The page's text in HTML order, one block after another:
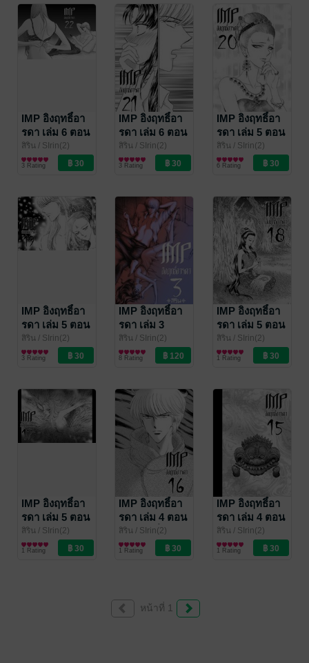
IMP อิงฤทธิ์อา
รดา เล่ม 6 ตอน
22 ไร้ตัวตน
สิริน / SIrin(2)
การ์ตูนทั่วไป
3 Rating
IMP อิงฤทธิ์อา
รดา เล่ม 6 ตอน
21 เป้าหมาย
ของอิงฤทธิ์
สิริน / SIrin(2)
การ์ตูนทั่วไป
3 Rating
IMP อิงฤทธิ์อา
รดา เล่ม 5 ตอน
20 นางพญา
นคร (4)
สิริน / SIrin(2)
การ์ตูนทั่วไป
6 Rating
IMP อิงฤทธิ์อา
รดา เล่ม 5 ตอน
19 นางพญา
นคร (3)
สิริน / SIrin(2)
การ์ตูนทั่วไป
3 Rating
IMP อิงฤทธิ์อา
รดา เล่ม 3
สิริน / SIrin(2)
การ์ตูนทั่วไป
8 Rating
IMP อิงฤทธิ์อา
รดา เล่ม 5 ตอน
18 นางพญา
นคร (2)
สิริน / SIrin(2)
การ์ตูนทั่วไป
1 Rating
IMP อิงฤทธิ์อา
รดา เล่ม 5 ตอน
17 นางพญา
นคร (1)
สิริน / SIrin(2)
การ์ตูนทั่วไป
1 Rating
IMP อิงฤทธิ์อา
รดา เล่ม 4 ตอน
16 เวลาที่เหลือ
อยู่
สิริน / SIrin(2)
การ์ตูนทั่วไป
1 Rating
IMP อิงฤทธิ์อา
รดา เล่ม 4 ตอน
15 หน้ากาล เทพ
ผู้กลืนกินเวลา
สิริน / SIrin(2)
การ์ตูนทั่วไป
1 Rating
หน้าที่ 1